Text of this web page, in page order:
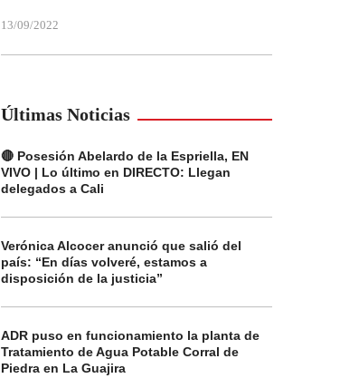
13/09/2022
Últimas Noticias
🔴 Posesión Abelardo de la Espriella, EN
VIVO | Lo último en DIRECTO: Llegan
delegados a Cali
Verónica Alcocer anunció que salió del
país: “En días volveré, estamos a
disposición de la justicia”
ADR puso en funcionamiento la planta de
Tratamiento de Agua Potable Corral de
Piedra en La Guajira